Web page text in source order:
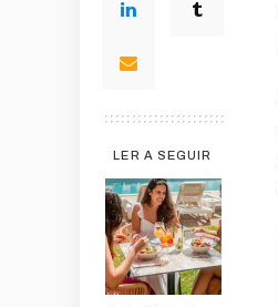
LER A SEGUIR